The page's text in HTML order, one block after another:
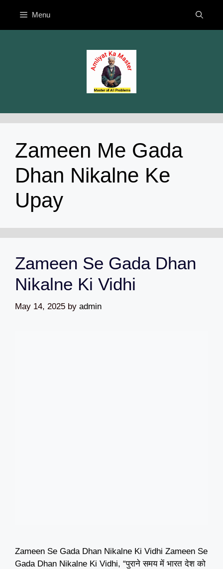
content
Menu
Zameen Me Gada
Dhan Nikalne Ke
Upay
Zameen Se Gada Dhan
Nikalne Ki Vidhi
May 14, 2025 by admin
Zameen Se Gada Dhan Nikalne Ki Vidhi Zameen Se
Gada Dhan Nikalne Ki Vidhi, “पुराने समय में भारत देश को